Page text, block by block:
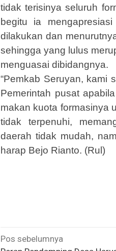
tidak terisinya seluruh
begitu ia
dilakukan dan
sehingga yang lulus
menguasai dibidangnya.
“Pemkab Seruyan, kami
Pemerintah pusat
makan kuota formasinya
tidak terpenuhi,
daerah tidak mudah,
harap Bejo Rianto. (Rul)
Navigasi
Pos sebelumnya